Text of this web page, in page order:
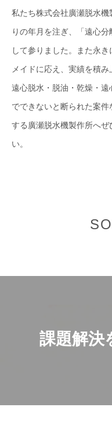
私たち株式会社廣瀬脱水
りの年月を注ぎ、「遠心
して参りました。また永
メイドに応え、実績を積み
遠心脱水・脱油・乾燥・
でできないと断られた案
する廣瀬脱水機製作所へ
い。
課題解決